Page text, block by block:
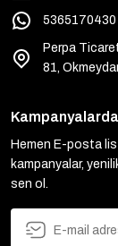
5365170430
Perpa
81,
Hemen E-posta
kampanyalar,
sen ol.